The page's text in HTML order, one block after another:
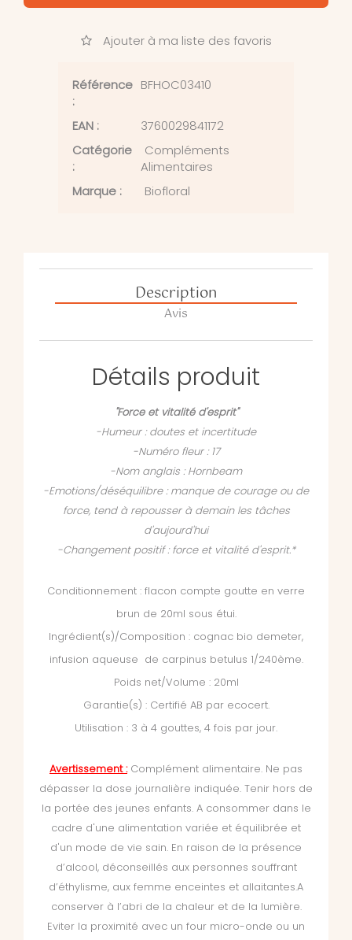
Ajouter à ma liste des favoris
Référence
:
BFHOC03410
EAN :
3760029841172
Catégorie
:
Compléments
Alimentaires
Marque :
Biofloral
Description
Avis
Détails produit
"Force et vitalité d'esprit"
-Humeur : doutes et incertitude
-Numéro fleur : 17
-Nom anglais : Hornbeam
-Emotions/déséquilibre : manque de courage ou de
force, tend à repousser à demain les tâches
d'aujourd'hui
-Changement positif : force et vitalité d'esprit.*
Conditionnement : flacon compte goutte en verre
brun de 20ml sous étui.
Ingrédient(s)/Composition : cognac bio demeter,
infusion aqueuse de carpinus betulus 1/240ème.
Poids net/Volume : 20ml
Garantie(s) : Certifié AB par ecocert.
Utilisation : 3 à 4 gouttes, 4 fois par jour.
Avertissement : Complément alimentaire. Ne pas
dépasser la dose journalière indiquée. Tenir hors de
la portée des jeunes enfants. A consommer dans le
cadre d'une alimentation variée et équilibrée et
d'un mode de vie sain. En raison de la présence
d’alcool, déconseillés aux personnes souffrant
d’éthylisme, aux femme enceintes et allaitantes.A
conserver à l’abri de la chaleur et de la lumière.
Eviter la proximité avec un four micro-onde ou un